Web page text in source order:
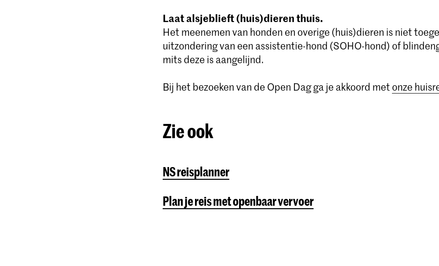
Laat alsjeblieft (huis)dieren thuis.
Het meenemen van honden en overige (huis)dieren is niet
uitzondering van een assistentie-hond (SOHO-hond) of
mits deze is aangelijnd.
Bij het bezoeken van de Open Dag ga je akkoord met onze
Zie ook
NS reisplanner
Plan je reis met openbaar vervoer